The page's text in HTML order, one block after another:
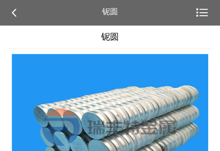
 铌圆 
铌圆